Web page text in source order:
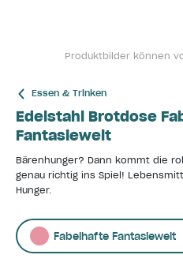
Produktbilder können
Essen & Trinken
Edelstahl Brotdose
Fantasiewelt
Bärenhunger? Dann kommt die
genau richtig ins Spiel!
Hunger.
Fabelhafte Fantasiewelt